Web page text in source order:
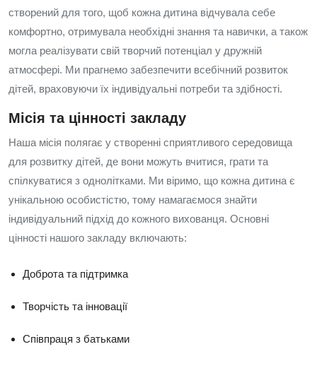
створений для того, щоб кожна дитина відчувала себе
комфортно, отримувала необхідні знання та навички, а також
могла реалізувати свій творчий потенціал у дружній
атмосфері. Ми прагнемо забезпечити всебічний розвиток
дітей, враховуючи їх індивідуальні потреби та здібності.
Місія та цінності закладу
Наша місія полягає у створенні сприятливого середовища
для розвитку дітей, де вони можуть вчитися, грати та
спілкуватися з однолітками. Ми віримо, що кожна дитина є
унікальною особистістю, тому намагаємося знайти
індивідуальний підхід до кожного вихованця. Основні
цінності нашого закладу включають:
Доброта та підтримка
Творчість та інновації
Співпраця з батьками